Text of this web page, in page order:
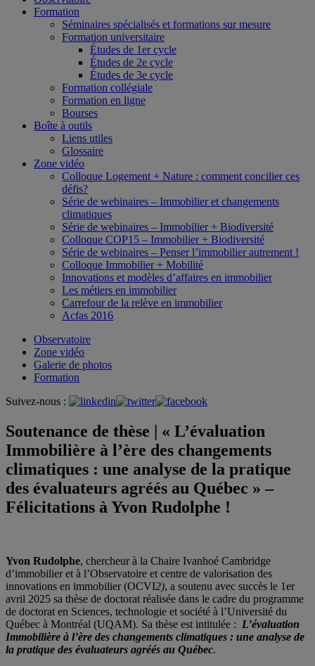
Formation
Séminaires spécialisés et formations sur mesure
Formation universitaire
Études de 1er cycle
Études de 2e cycle
Études de 3e cycle
Formation collégiale
Formation en ligne
Bourses
Boîte à outils
Liens utiles
Glossaire
Zone vidéo
Colloque Logement + Nature : comment concilier ces
défis?
Série de webinaires – Immobilier et changements
climatiques
Série de webinaires – Immobilier + Biodiversité
Colloque COP15 – Immobilier + Biodiversité
Série de webinaires – Penser l’immobilier autrement !
Colloque Immobilier + Mobilité
Innovations et modèles d’affaires en immobilier
Les métiers en immobilier
Carrefour de la relève en immobilier
Acfas 2016
Observatoire
Zone vidéo
Galerie de photos
Formation
Suivez-nous :
Soutenance de thèse | « L’évaluation
Immobilière à l’ère des changements
climatiques : une analyse de la pratique
des évaluateurs agréés au Québec » –
Félicitations à Yvon Rudolphe !
Yvon Rudolphe, chercheur à la Chaire Ivanhoé Cambridge
d’immobilier et à l’Observatoire et centre de valorisation des
innovations en immobilier (OCVI2), a soutenu avec succès le 1er
avril 2025 sa thèse de doctorat réalisée dans le cadre du programme
de doctorat en Sciences, technologie et société à l’Université du
Québec à Montréal (UQAM). Sa thèse est intitulée : L’évaluation
Immobilière à l’ère des changements climatiques : une analyse de
la pratique des évaluateurs agréés au Québec.